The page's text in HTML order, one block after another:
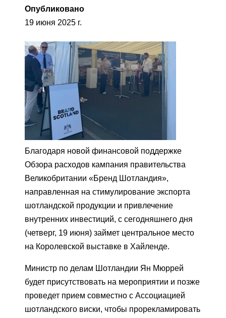
Опубликовано
19 июня 2025 г.
Благодаря новой финансовой поддержке
Обзора расходов кампания правительства
Великобритании «Бренд Шотландия»,
направленная на стимулирование экспорта
шотландской продукции и привлечение
внутренних инвестиций, с сегодняшнего дня
(четверг, 19 июня) займет центральное место
на Королевской выставке в Хайленде.
Министр по делам Шотландии Ян Мюррей
будет присутствовать на мероприятии и позже
проведет прием совместно с Ассоциацией
шотландского виски, чтобы прорекламировать